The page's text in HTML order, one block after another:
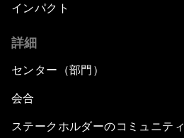
インパクト
詳細
センター（部門）
会合
ステークホルダーのコミュニティ